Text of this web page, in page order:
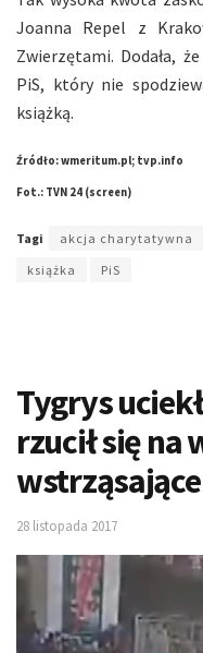
Joanna Repel z
Zwierzętami. Dodała,
PiS, który nie
książką.
Źródło: wmeritum.pl; tvp.info
Fot.: TVN 24 (screen)
Tagi akcja charytatywna
książka
PiS
Tygrys
rzucił się na
28 listopada 2017